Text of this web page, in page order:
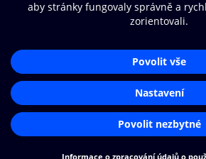
© O2 Czech Republic a.s.
Přístupnost
Zásady zpracování osobních údajů
Nastavení cookies
Aplikace
Čti a
audioknihy